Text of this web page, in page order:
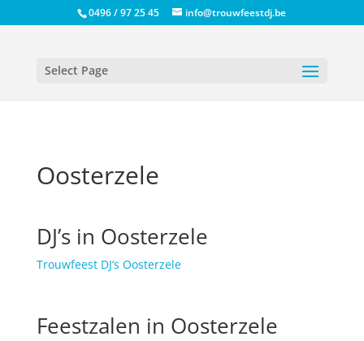
0496 / 97 25 45 info@trouwfeestdj.be
Select Page
Oosterzele
DJ’s in Oosterzele
Trouwfeest DJ’s Oosterzele
Feestzalen in Oosterzele